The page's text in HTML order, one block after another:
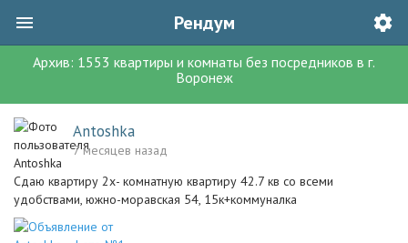
Рендум
Архив: 1553 квартиры и комнаты без посредников в г.
Воронеж
Antoshka
7 месяцев назад
Сдаю квартиру 2х- комнатную квартиру 42.7 кв со всеми
удобствами, южно-моравская 54, 15к+коммуналка